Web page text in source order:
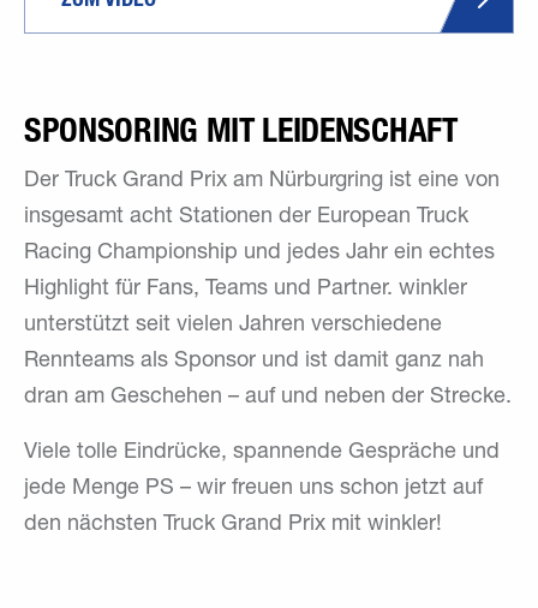
SPONSORING MIT LEIDENSCHAFT
Der Truck Grand Prix am Nürburgring ist eine von
insgesamt acht Stationen der European Truck
Racing Championship und jedes Jahr ein echtes
Highlight für Fans, Teams und Partner. winkler
unterstützt seit vielen Jahren verschiedene
Rennteams als Sponsor und ist damit ganz nah
dran am Geschehen – auf und neben der Strecke.
Viele tolle Eindrücke, spannende Gespräche und
jede Menge PS – wir freuen uns schon jetzt auf
den nächsten Truck Grand Prix mit winkler!